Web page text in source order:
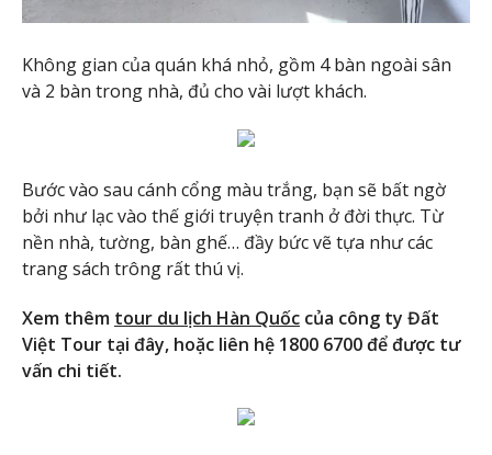
Không gian của quán khá nhỏ, gồm 4 bàn ngoài sân
và 2 bàn trong nhà, đủ cho vài lượt khách.
Bước vào sau cánh cổng màu trắng, bạn sẽ bất ngờ
bởi như lạc vào thế giới truyện tranh ở đời thực. Từ
nền nhà, tường, bàn ghế… đầy bức vẽ tựa như các
trang sách trông rất thú vị.
Xem thêm tour du lịch Hàn Quốc của công ty Đất
Việt Tour tại đây, hoặc liên hệ 1800 6700 để được tư
vấn chi tiết.